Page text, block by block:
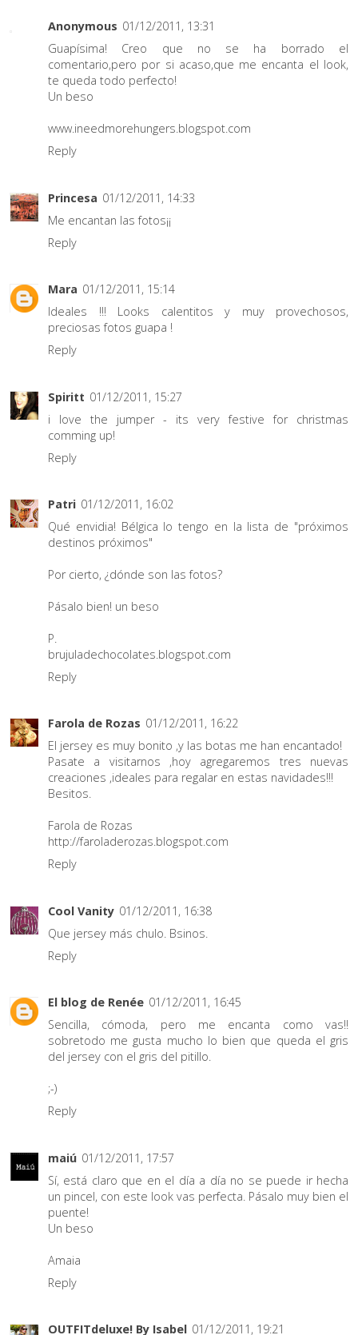
Anonymous 01/12/2011, 13:31
Guapísima! Creo que no se ha borrado el
comentario,pero por si acaso,que me encanta el look,
te queda todo perfecto!
Un beso
www.ineedmorehungers.blogspot.com
Reply
Princesa 01/12/2011, 14:33
Me encantan las fotos¡¡
Reply
Mara 01/12/2011, 15:14
Ideales !!! Looks calentitos y muy provechosos,
preciosas fotos guapa !
Reply
Spiritt 01/12/2011, 15:27
i love the jumper - its very festive for christmas
comming up!
Reply
Patri 01/12/2011, 16:02
Qué envidia! Bélgica lo tengo en la lista de "próximos
destinos próximos"
Por cierto, ¿dónde son las fotos?
Pásalo bien! un beso
P.
brujuladechocolates.blogspot.com
Reply
Farola de Rozas 01/12/2011, 16:22
El jersey es muy bonito ,y las botas me han encantado!
Pasate a visitarnos ,hoy agregaremos tres nuevas
creaciones ,ideales para regalar en estas navidades!!!
Besitos.
Farola de Rozas
http://faroladerozas.blogspot.com
Reply
Cool Vanity 01/12/2011, 16:38
Que jersey más chulo. Bsinos.
Reply
El blog de Renée 01/12/2011, 16:45
Sencilla, cómoda, pero me encanta como vas!!
sobretodo me gusta mucho lo bien que queda el gris
del jersey con el gris del pitillo.
;-)
Reply
maiú 01/12/2011, 17:57
Sí, está claro que en el día a día no se puede ir hecha
un pincel, con este look vas perfecta. Pásalo muy bien el
puente!
Un beso
Amaia
Reply
OUTFITdeluxe! By Isabel 01/12/2011, 19:21